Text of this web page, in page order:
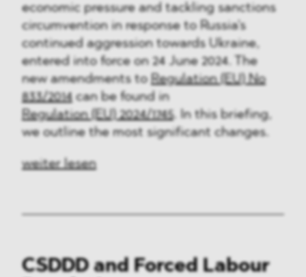
economic pressure and tackling sanctions
circumvention in response to Russia's
continued aggression towards Ukraine,
entered into force on 24 June 2024. The
new amendments to Regulation (EU) No
833/2014can be found in
Regulation (EU) 2024/1745. In this briefing,
we outline the most significant changes.
weiter lesen
CSDDD and Forced Labour